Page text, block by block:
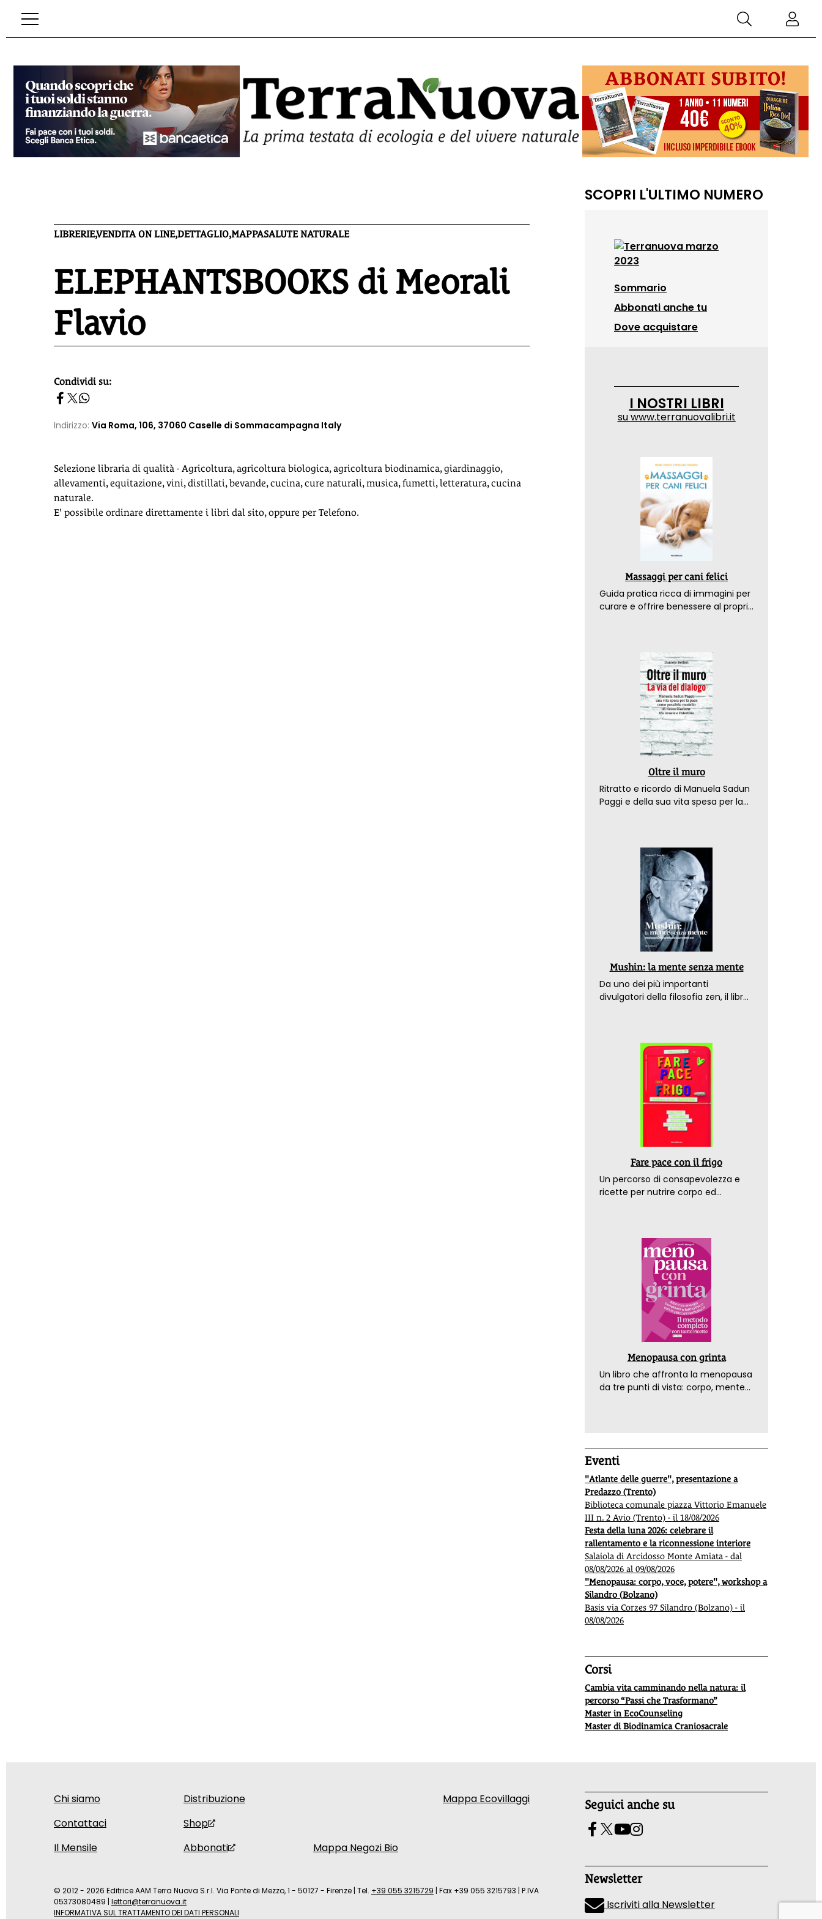
LIBRERIE,VENDITA ON LINE,DETTAGLIO,MAPPASALUTE NATURALE
ELEPHANTSBOOKS di Meorali
Flavio
homepage h2
Condividi su:
Indirizzo: Via Roma, 106, 37060 Caselle di Sommacampagna Italy
Selezione libraria di qualità - Agricoltura, agricoltura biologica, agricoltura biodinamica, giardinaggio,
allevamenti, equitazione, vini, distillati, bevande, cucina, cure naturali, musica, fumetti, letteratura, cucina
naturale.
E' possibile ordinare direttamente i libri dal sito, oppure per Telefono.
SCOPRI L'ULTIMO NUMERO
Sommario
Abbonati anche tu
Dove acquistare
I NOSTRI LIBRI
suwww.terranuovalibri.it
Massaggi per cani felici
Guida pratica ricca di immagini per
curare e offrire benessere al proprio
Oltre il muro
Ritratto e ricordo di Manuela Sadun
Paggi e della sua vita spesa per la
Mushin: la mente senza mente
Da uno dei più importanti
divulgatori della filosofia zen, il libro
Fare pace con il frigo
Un percorso di consapevolezza e
ricette per nutrire corpo ed
Menopausa con grinta
Un libro che affronta la menopausa
da tre punti di vista: corpo, mente
Eventi
"Atlante delle guerre", presentazione a
Predazzo (Trento)
Biblioteca comunale piazza Vittorio Emanuele
III n. 2 Avio (Trento) - il 18/08/2026
Festa della luna 2026: celebrare il
rallentamento e la riconnessione interiore
Salaiola di Arcidosso Monte Amiata - dal
08/08/2026 al 09/08/2026
"Menopausa: corpo, voce, potere", workshop a
Silandro (Bolzano)
Basis via Corzes 97 Silandro (Bolzano) - il
08/08/2026
Corsi
Cambia vita camminando nella natura: il
percorso “Passi che Trasformano”
Master in EcoCounseling
Master di Biodinamica Craniosacrale
Chi siamo
Contattaci
Il Mensile
Distribuzione
Shop
Abbonati
Mappa Negozi Bio
Mappa Ecovillaggi Seguici anche su
Newsletter
Iscriviti alla Newsletter
© 2012 - 2026 Editrice AAM Terra Nuova S.r.l. Via Ponte di Mezzo, 1 - 50127 - Firenze | Tel. +39 055 3215729 | Fax +39 055 3215793 | P.IVA
05373080489 | lettori@terranuova.it
INFORMATIVA SUL TRATTAMENTO DEI DATI PERSONALI